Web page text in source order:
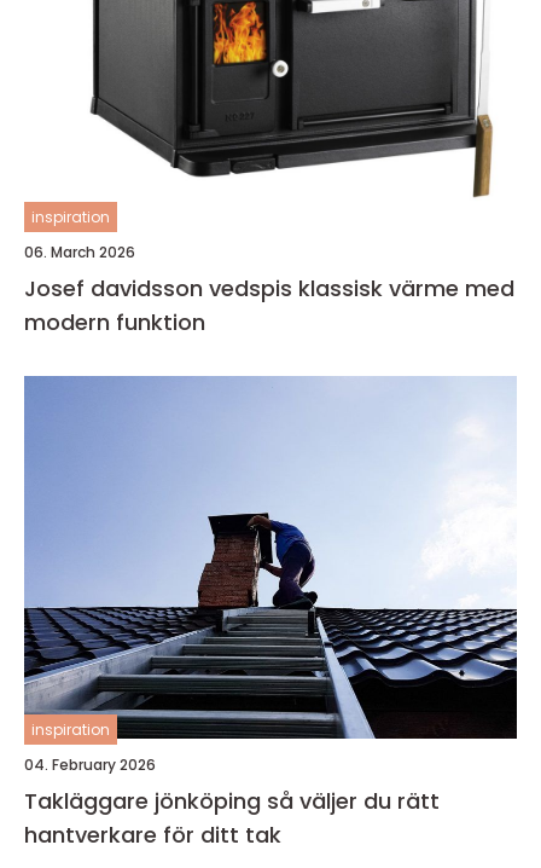
inspiration
06. March 2026
Josef davidsson vedspis klassisk värme med
modern funktion
inspiration
04. February 2026
Takläggare jönköping så väljer du rätt
hantverkare för ditt tak